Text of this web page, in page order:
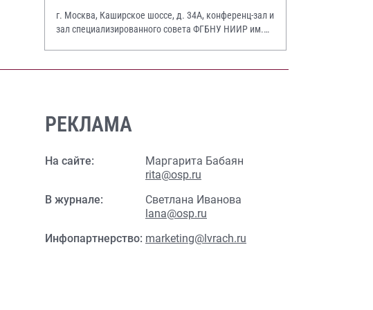
г. Москва, Каширское шоссе, д. 34А, конференц-зал и
зал специализированного совета ФГБНУ НИИР им.
РЕКЛАМА
На сайте:
Маргарита Бабаян
rita@osp.ru
В журнале:
Светлана Иванова
lana@osp.ru
Инфопартнерство: marketing@lvrach.ru